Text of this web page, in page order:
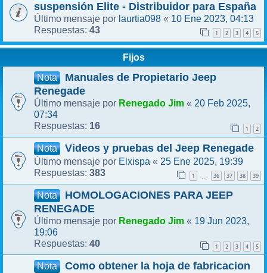
suspensión Elite - Distribuidor para España
Último mensaje por laurtia098 « 10 Ene 2023, 04:13
Respuestas: 43 1 2 3 4 5
Fijos
Nota
Manuales de Propietario Jeep
Renegade
Último mensaje por Renegado Jim « 20 Feb 2025,
07:34
Respuestas: 16 1 2
Nota Videos y pruebas del Jeep Renegade
Último mensaje por Elxispa « 25 Ene 2025, 19:39
Respuestas: 383 1 … 36 37 38 39
Nota
HOMOLOGACIONES PARA JEEP
RENEGADE
Último mensaje por Renegado Jim « 19 Jun 2023,
19:06
Respuestas: 40 1 2 3 4 5
Nota
Como obtener la hoja de fabricacion